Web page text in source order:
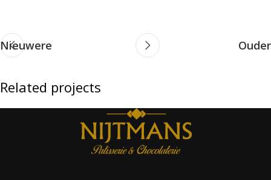
Nieuwere Ouder
Related projects
Decor
Et vestibulum quis a suspendisse